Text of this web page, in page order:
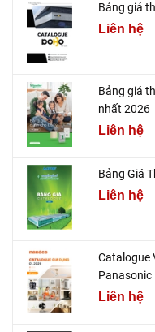
Bảng giá
Liên hệ
Bảng giá
nhất 2026
Liên hệ
Bảng Giá
Liên hệ
Catalogue
Liên hệ